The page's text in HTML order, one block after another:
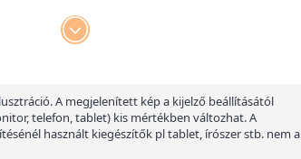
A megjelenített kép a kijelző beállításától
telefon, tablet) kis mértékben változhat. A
használt kiegészítők pl tablet, írószer stb. nem a